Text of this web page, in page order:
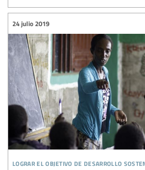
lograr el objetivo de desarrollo
24 julio 2019